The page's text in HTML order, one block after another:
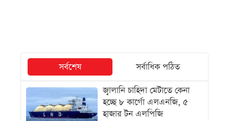
সর্বশেষ
সর্বাধিক পঠিত
জ্বালানি চাহিদা মেটাতে কেনা
হচ্ছে ৮ কার্গো এলএনজি, ৫
হাজার টন এলপিজি